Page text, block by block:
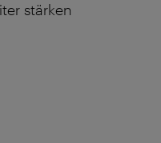
stärken